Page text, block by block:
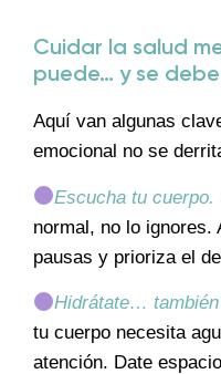
Cuidar la salud
puede… y se debe
Aquí van algunas
emocional no se
Escucha tu cuerpo.
normal, no lo ignores.
pausas y prioriza el
Hidrátate… también
tu cuerpo necesita
atención. Date